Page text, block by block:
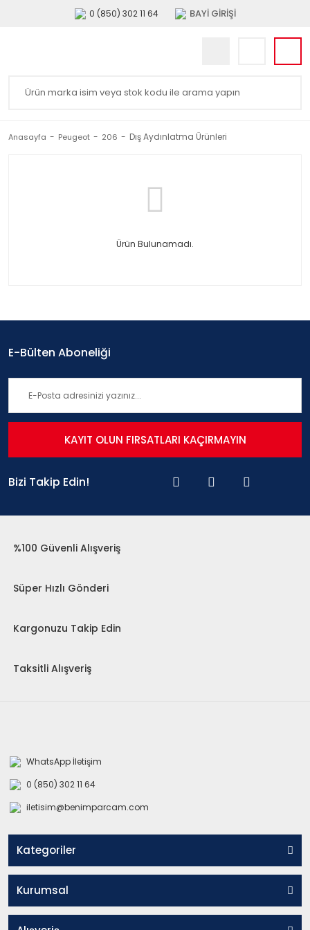
0 (850) 302 11 64 BAYİ GİRİŞİ
Anasayfa Peugeot 206 Dış Aydınlatma Ürünleri
Ürün Bulunamadı.
E-Bülten Aboneliği
KAYIT OLUN FIRSATLARI KAÇIRMAYIN
Bizi Takip Edin!
%100 Güvenli Alışveriş
Süper Hızlı Gönderi
Kargonuzu Takip Edin
Taksitli Alışveriş
WhatsApp İletişim
0 (850) 302 11 64
iletisim@benimparcam.com
Kategoriler
Kurumsal